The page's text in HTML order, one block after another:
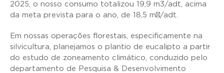
2025, o nosso consumo totalizou 19,9 m3/adt, acima
da meta prevista para o ano, de 18,5 m³/adt.
Em nossas operações florestais, especificamente na
silvicultura, planejamos o plantio de eucalipto a partir
do estudo de zoneamento climático, conduzido pelo
departamento de Pesquisa & Desenvolvimento